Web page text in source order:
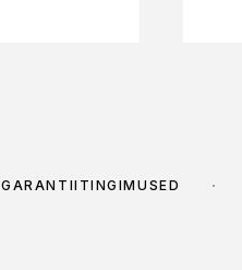
GARANTIITINGIMUSED